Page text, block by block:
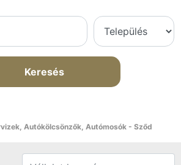
Keresés
Autókölcsönzők, Autómosók - Sződ